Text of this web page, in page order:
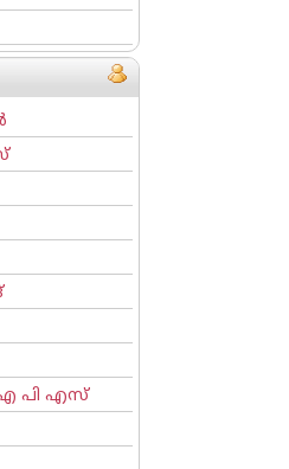
പി എസ്